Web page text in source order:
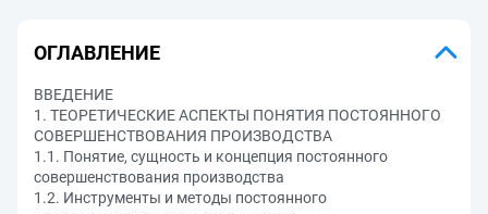
ОГЛАВЛЕНИЕ
ВВЕДЕНИЕ
1. ТЕОРЕТИЧЕСКИЕ АСПЕКТЫ ПОНЯТИЯ ПОСТОЯННОГО
СОВЕРШЕНСТВОВАНИЯ ПРОИЗВОДСТВА
1.1. Понятие, сущность и концепция постоянного
совершенствования производства
1.2. Инструменты и методы постоянного